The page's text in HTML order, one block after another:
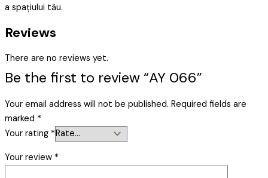
a spațiului tău.
Reviews
There are no reviews yet.
Be the first to review “AY 066”
Your email address will not be published. Required fields are
marked *
Your rating *
Your review *